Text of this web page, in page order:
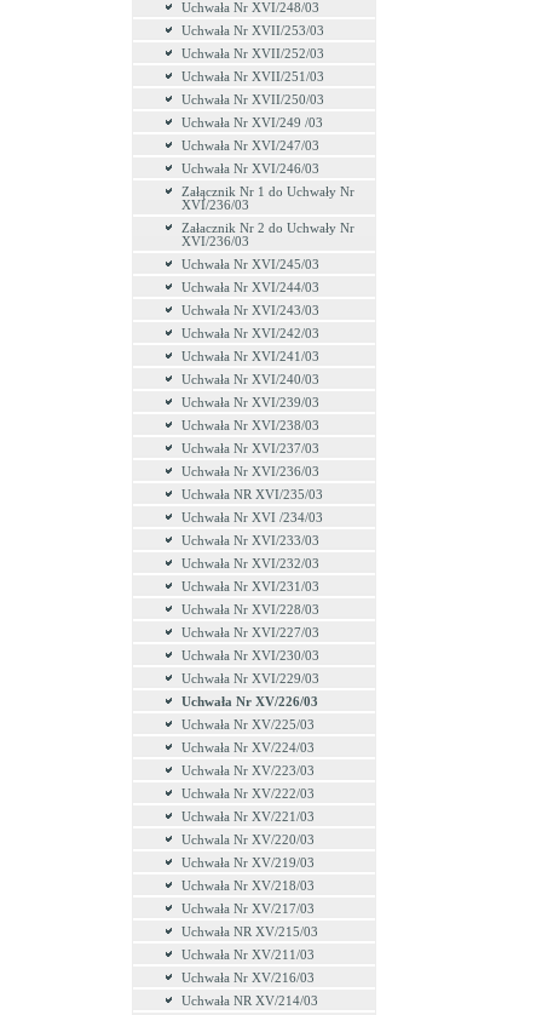
Uchwała Nr XVI/248/03
Uchwała Nr XVII/253/03
Uchwała Nr XVII/252/03
Uchwała Nr XVII/251/03
Uchwała Nr XVII/250/03
Uchwała Nr XVI/249 /03
Uchwała Nr XVI/247/03
Uchwała Nr XVI/246/03
Załącznik Nr 1 do Uchwały Nr
XVI/236/03
Załacznik Nr 2 do Uchwały Nr
XVI/236/03
Uchwała Nr XVI/245/03
Uchwała Nr XVI/244/03
Uchwała Nr XVI/243/03
Uchwała Nr XVI/242/03
Uchwała Nr XVI/241/03
Uchwała Nr XVI/240/03
Uchwała Nr XVI/239/03
Uchwała Nr XVI/238/03
Uchwała Nr XVI/237/03
Uchwała Nr XVI/236/03
Uchwała NR XVI/235/03
Uchwała Nr XVI /234/03
Uchwała Nr XVI/233/03
Uchwała Nr XVI/232/03
Uchwała Nr XVI/231/03
Uchwała Nr XVI/228/03
Uchwała Nr XVI/227/03
Uchwała Nr XVI/230/03
Uchwała Nr XVI/229/03
Uchwała Nr XV/226/03
Uchwała Nr XV/225/03
Uchwała Nr XV/224/03
Uchwała Nr XV/223/03
Uchwała Nr XV/222/03
Uchwała Nr XV/221/03
Uchwala Nr XV/220/03
Uchwała Nr XV/219/03
Uchwała Nr XV/218/03
Uchwała Nr XV/217/03
Uchwała NR XV/215/03
Uchwała Nr XV/211/03
Uchwała Nr XV/216/03
Uchwała NR XV/214/03